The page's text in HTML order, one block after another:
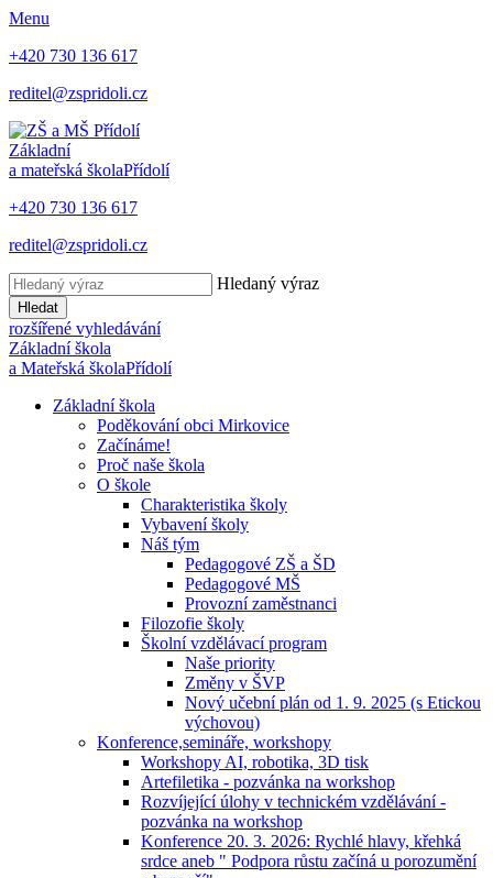
Menu
+420 730 136 617
reditel@zspridoli.cz
Základní
a mateřská školaPřídolí
+420 730 136 617
reditel@zspridoli.cz
Hledaný výraz
Hledat
rozšířené vyhledávání
Základní škola
a Mateřská školaPřídolí
Základní škola
Poděkování obci Mirkovice
Začínáme!
Proč naše škola
O škole
Charakteristika školy
Vybavení školy
Náš tým
Pedagogové ZŠ a ŠD
Pedagogové MŠ
Provozní zaměstnanci
Filozofie školy
Školní vzdělávací program
Naše priority
Změny v ŠVP
Nový učební plán od 1. 9. 2025 (s Etickou
výchovou)
Konference,semináře, workshopy
Workshopy AI, robotika, 3D tisk
Artefiletika - pozvánka na workshop
Rozvíjející úlohy v technickém vzdělávání -
pozvánka na workshop
Konference 20. 3. 2026: Rychlé hlavy, křehká
srdce aneb " Podpora růstu začíná u porozumění